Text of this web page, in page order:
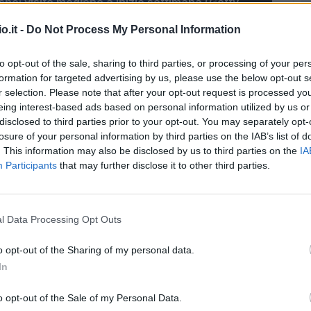
- Do Not Process My Personal Information
opt-out of the sale, sharing to third parties, or processing of your
for targeted advertising by us, please use the below opt-out
selection. Please note that after your opt-out request is processed
interest-based ads based on personal information utilized by us
to third parties prior to your opt-out. You may separately
of your personal information by third parties on the IAB’s list of
This information may also be disclosed by us to third parties on the
Participants that may further disclose it to other third parties.
Data Processing Opt Outs
opt-out of the Sharing of my personal data.
opt-out of the Sale of my Personal Data.
adaccogliere Michael Folorunsho.
per l'arrivo dal Napoli dl centrocampista
le visite mediche di Folorunsho
quella
settimana. In questo modo il
di Pisacane e in particolar modo per
in programma il 23 luglio in Austria.